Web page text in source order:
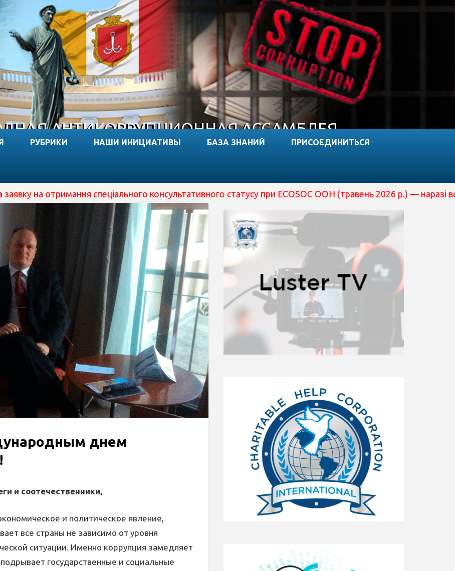
АНТИКОРРУПЦИОННАЯ АССАМБЛЕЯ
РУБРИКИ НАШИ ИНИЦИАТИВЫ БАЗА ЗНАНИЙ ПРИСОЕДИНИТЬСЯ
на отримання спеціального консультативного статусу при ECOSOC ООН (травень 2026 р.) — наразі
днем
и соотечественники,
и политическое явление,
все страны не зависимо от уровня
ситуации. Именно коррупция замедляет
государственные и социальные